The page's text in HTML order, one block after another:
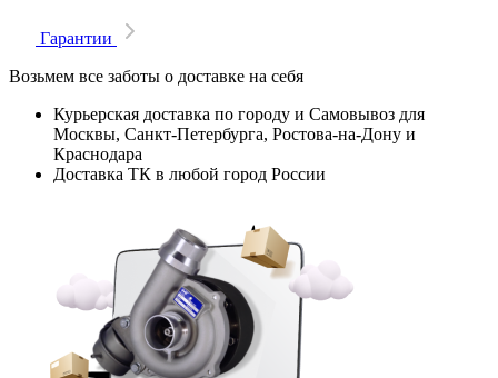
Гарантии
Возьмем все заботы о доставке на себя
Курьерская доставка по городу и Самовывоз для
Москвы, Санкт-Петербурга, Ростова-на-Дону и
Краснодара
Доставка ТК в любой город России